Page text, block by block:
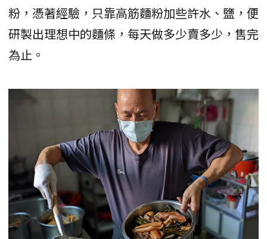
粉，憑著經驗，只靠高筋麵粉加些許水、鹽，便
研製出理想中的麵條，每天做多少賣多少，售完
為止。